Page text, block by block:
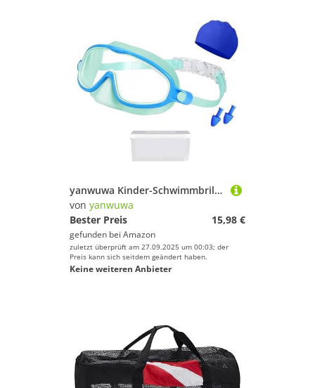
yanwuwa Kinder-Schwimmbrille, Weitsicht, Frösche, widerstandsfähig, mit Ohrstöpseln und Hut für Kinder, Jungen, Mädchen, Schwimmausrüstung, mit Ohrstöpseln und Hut
von yanwuwa
Bester Preis
15,98 €
gefunden bei Amazon
zuletzt überprüft am 27.09.2025 um 00:03; der
Preis kann sich seitdem geändert haben.
Keine weiteren Anbieter